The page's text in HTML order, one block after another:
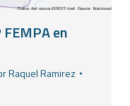
en
Raquel Ramirez